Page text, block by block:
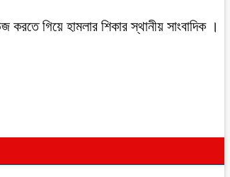
গিয়ে হামলার শিকার স্থানীয় সাংবাদিক ।